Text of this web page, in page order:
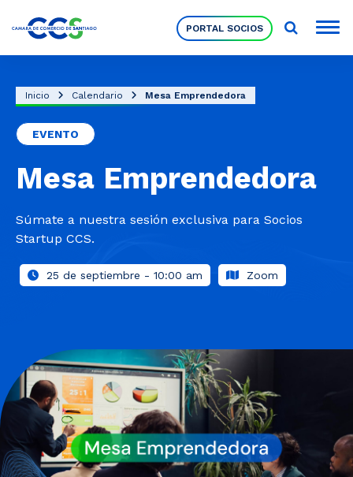
PORTAL SOCIOS
Nuestra Institución
Pilares Estratégicos
Comités de Trabajo
Noticias y Estudios
CAM Santiago
Unidades de Servicios
Inicio Calendario Mesa Emprendedora
EVENTO
Mesa Emprendedora
Súmate a nuestra sesión exclusiva para Socios
Startup CCS.
25 de septiembre - 10:00 am Zoom